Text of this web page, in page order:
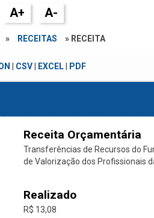
A+ A-
» RECEITAS » RECEITA
CSV| EXCEL| PDF
Receita Orçamentária
Transferências de Recursos do
de Valorização dos Profissionais
Realizado
R$ 13,08